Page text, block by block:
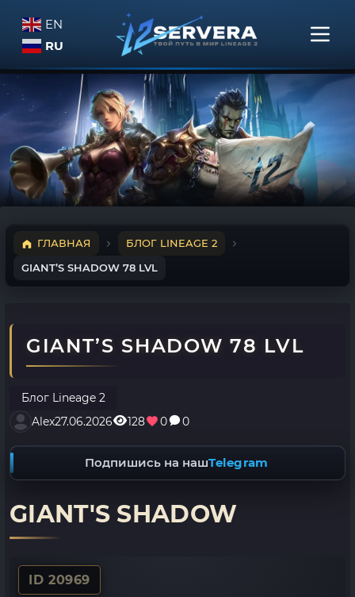
EN
RU
ГЛАВНАЯ
БЛОГ LINEAGE 2
GIANT’S SHADOW 78 LVL
GIANT’S SHADOW 78 LVL
Блог Lineage 2
Alex27.06.2026 128 0 0
Подпишись на нашTelegram
GIANT'S SHADOW
ID 20969